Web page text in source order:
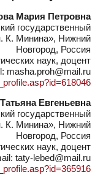
Мария Петровна
государственный
К. Минина», Нижний
Новгород, Россия
наук, доцент
masha.proh@mail.ru
Евгеньевна
государственный
К. Минина», Нижний
Новгород, Россия
наук, доцент
taty-lebed@mail.ru